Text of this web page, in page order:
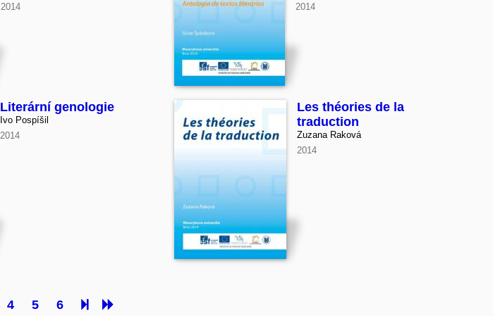
2014
2014
Literární genologie
Ivo Pospíšil
2014
Les théories de la
traduction
Zuzana Raková
2014
4 5 6